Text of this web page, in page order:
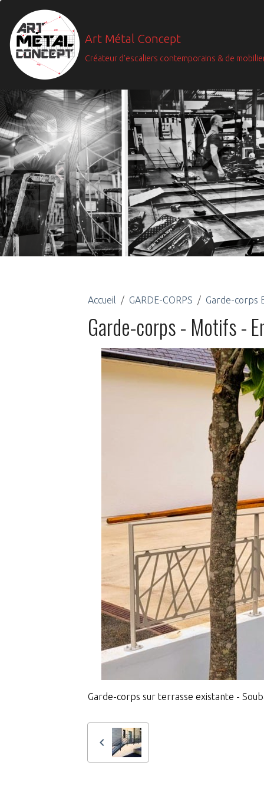
Art Métal Concept
Créateur d'escaliers contemporains & de
Accueil GARDE-CORPS Garde-corps
Garde-corps - Motifs -
Garde-corps sur terrasse existante -